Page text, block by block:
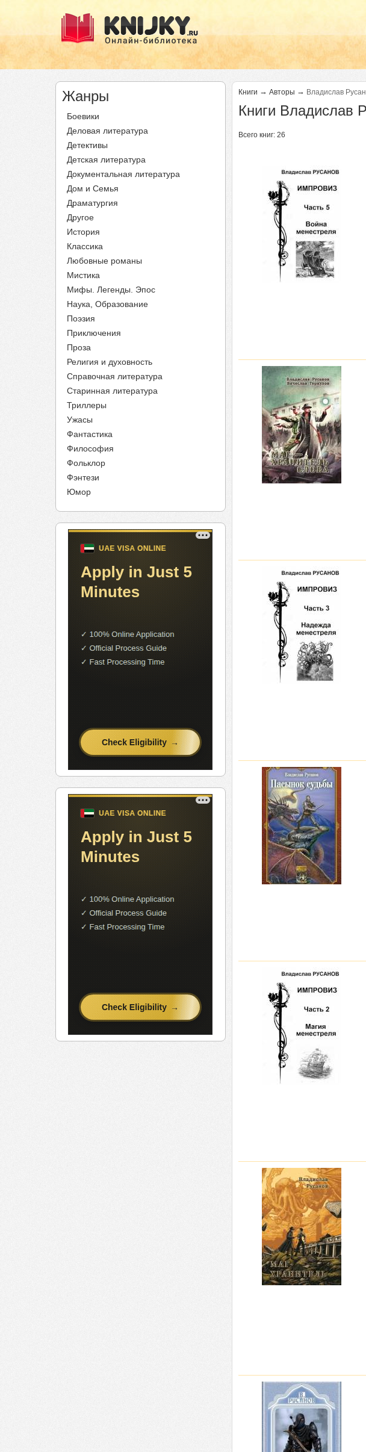
Жанры
Боевики
Деловая литература
Детективы
Детская литература
Документальная литература
Дом и Семья
Драматургия
Другое
История
Классика
Любовные романы
Мистика
Мифы. Легенды. Эпос
Наука, Образование
Поэзия
Приключения
Проза
Религия и духовность
Справочная литература
Старинная литература
Триллеры
Ужасы
Фантастика
Философия
Фольклор
Фэнтези
Юмор
Книги → Авторы → Владислав
Книги Владислав
Всего книг: 26